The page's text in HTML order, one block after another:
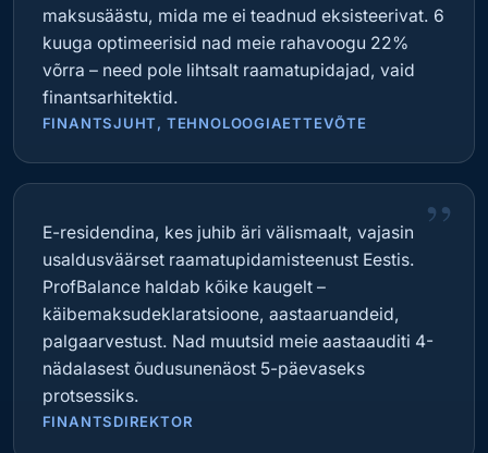
maksusäästu, mida me ei teadnud eksisteerivat. 6
kuuga optimeerisid nad meie rahavoogu 22%
võrra – need pole lihtsalt raamatupidajad, vaid
finantsarhitektid.
FINANTSJUHT, TEHNOLOOGIAETTEVÕTE
”
E-residendina, kes juhib äri välismaalt, vajasin
usaldusväärset raamatupidamisteenust Eestis.
ProfBalance haldab kõike kaugelt –
käibemaksudeklaratsioone, aastaaruandeid,
palgaarvestust. Nad muutsid meie aastaauditi 4-
nädalasest õudusunenäost 5-päevaseks
protsessiks.
FINANTSDIREKTOR